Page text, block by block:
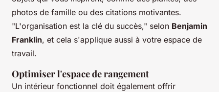
photos de famille ou des citations motivantes.
"L'organisation est la clé du succès," selon Benjamin
Franklin, et cela s'applique aussi à votre espace de
travail.
Optimiser l'espace de rangement
Un intérieur fonctionnel doit également offrir